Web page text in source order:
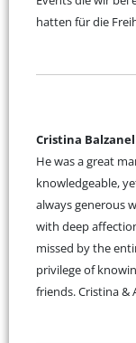
hatten für die
Cristina
He was a great
knowledgeable,
always generous
with deep
missed by the
privilege of
friends. Cristina &